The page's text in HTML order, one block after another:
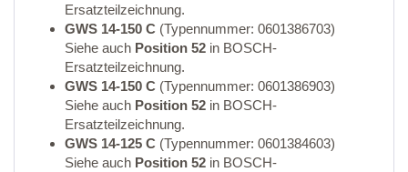
Ersatzteilzeichnung.
GWS 14-150 C (Typennummer: 0601386703)
Siehe auch Position 52 in BOSCH-
Ersatzteilzeichnung.
GWS 14-150 C (Typennummer: 0601386903)
Siehe auch Position 52 in BOSCH-
Ersatzteilzeichnung.
GWS 14-125 C (Typennummer: 0601384603)
Siehe auch Position 52 in BOSCH-